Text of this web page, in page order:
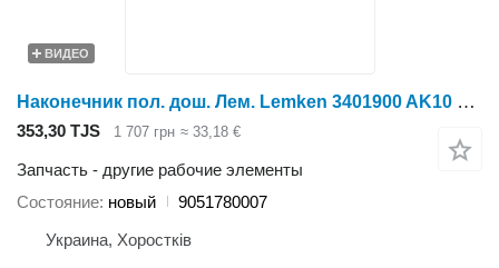
ВИДЕО
Наконечник пол. дош. Лем. Lemken 3401900 AK10 R 9051780007 для плуга
353,30 TJS 1 707 грн ≈ 33,18 €
Запчасть - другие рабочие элементы
Состояние новый
9051780007
Украина, Хоростків